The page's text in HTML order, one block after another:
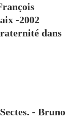
-2002
dans
- Bruno